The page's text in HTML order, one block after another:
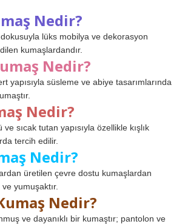
Nedir?
lüks mobilya ve dekorasyon
kumaşlardandır.
Nedir?
yapısıyla süsleme ve abiye tasarımlarında
Nedir?
sıcak tutan yapısıyla özellikle kışlık
tercih edilir.
Nedir?
üretilen çevre dostu kumaşlardan
yumuşaktır.
Nedir?
ve dayanıklı bir kumaştır; pantolon ve